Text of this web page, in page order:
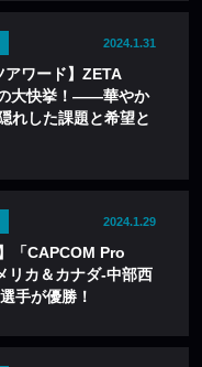
2024.1.31
アワード】ZETA
大快挙！——華やか
れした課題と希望と
2024.1.29
「CAPCOM Pro
リカ＆カナダ-中部西
手が優勝！